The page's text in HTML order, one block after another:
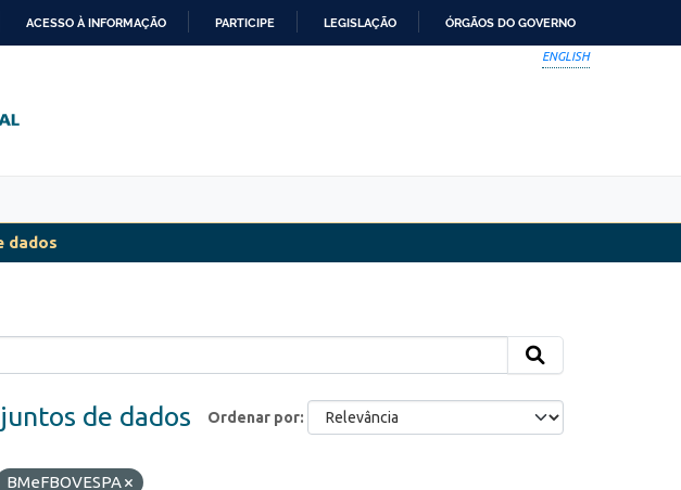
ACESSO À INFORMAÇÃO PARTICIPE LEGISLAÇÃO ÓRGÃOS DO GOVERNO
ENGLISH
dados
Ordenar por
de dados
BMeFBOVESPA